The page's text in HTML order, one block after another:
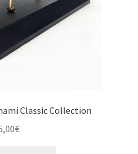
Classic Collection
€